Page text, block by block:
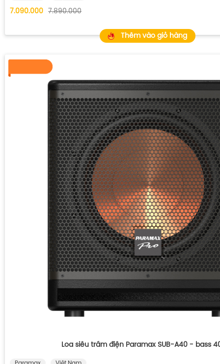
7.090.000 7.890.000
Thêm vào giỏ hàng
Loa siêu trầm điện Paramax SUB-A40 - bass